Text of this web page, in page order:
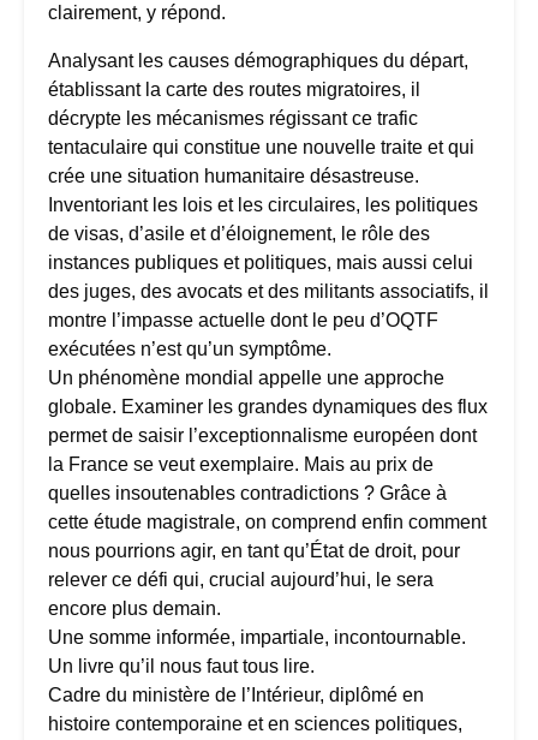
clairement, y répond.
Analysant les causes démographiques du départ,
établissant la carte des routes migratoires, il
décrypte les mécanismes régissant ce trafic
tentaculaire qui constitue une nouvelle traite et qui
crée une situation humanitaire désastreuse.
Inventoriant les lois et les circulaires, les politiques
de visas, d’asile et d’éloignement, le rôle des
instances publiques et politiques, mais aussi celui
des juges, des avocats et des militants associatifs, il
montre l’impasse actuelle dont le peu d’OQTF
exécutées n’est qu’un symptôme.
Un phénomène mondial appelle une approche
globale. Examiner les grandes dynamiques des flux
permet de saisir l’exceptionnalisme européen dont
la France se veut exemplaire. Mais au prix de
quelles insoutenables contradictions ? Grâce à
cette étude magistrale, on comprend enfin comment
nous pourrions agir, en tant qu’État de droit, pour
relever ce défi qui, crucial aujourd’hui, le sera
encore plus demain.
Une somme informée, impartiale, incontournable.
Un livre qu’il nous faut tous lire.
Cadre du ministère de l’Intérieur, diplômé en
histoire contemporaine et en sciences politiques,